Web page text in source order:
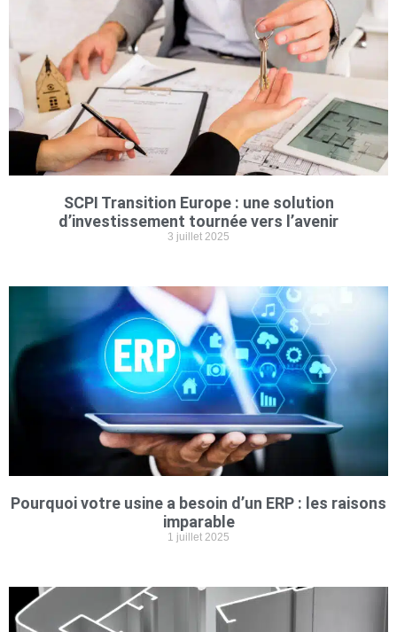
SCPI Transition Europe : une solution
d’investissement tournée vers l’avenir
3 juillet 2025
Pourquoi votre usine a besoin d’un ERP : les raisons
imparable
1 juillet 2025